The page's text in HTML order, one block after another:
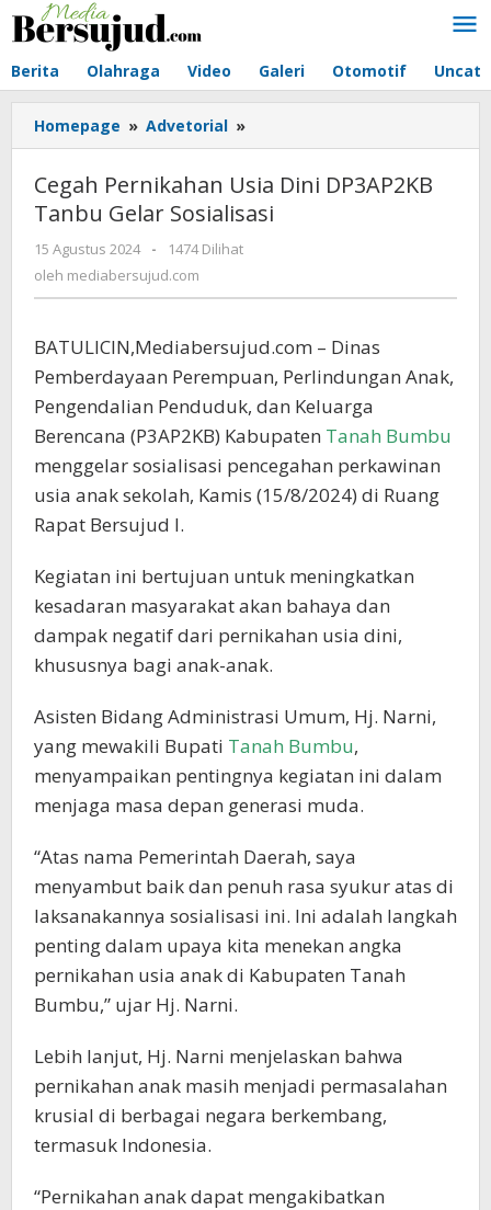
Lewati
Berita Olahraga Video Galeri Otomotif
Homepage » Advetorial »
Pernikahan
Dini
DP3AP2KB
Cegah Pernikahan Usia Dini DP3AP2KB
Tanbu Gelar Sosialisasi
15 Agustus 2024
oleh
mediabersujud.com
-
1474 Dilihat
oleh mediabersujud.com
BATULICIN,Mediabersujud.com – Dinas
Pemberdayaan Perempuan, Perlindungan Anak,
Pengendalian Penduduk, dan Keluarga
Berencana (P3AP2KB) Kabupaten Tanah Bumbu
menggelar sosialisasi pencegahan perkawinan
usia anak sekolah, Kamis (15/8/2024) di Ruang
Rapat Bersujud I.
Kegiatan ini bertujuan untuk meningkatkan
kesadaran masyarakat akan bahaya dan
dampak negatif dari pernikahan usia dini,
khususnya bagi anak-anak.
Asisten Bidang Administrasi Umum, Hj. Narni,
yang mewakili Bupati Tanah Bumbu,
menyampaikan pentingnya kegiatan ini dalam
menjaga masa depan generasi muda.
“Atas nama Pemerintah Daerah, saya
menyambut baik dan penuh rasa syukur atas di
laksanakannya sosialisasi ini. Ini adalah langkah
penting dalam upaya kita menekan angka
pernikahan usia anak di Kabupaten Tanah
Bumbu,” ujar Hj. Narni.
Lebih lanjut, Hj. Narni menjelaskan bahwa
pernikahan anak masih menjadi permasalahan
krusial di berbagai negara berkembang,
termasuk Indonesia.
“Pernikahan anak dapat mengakibatkan